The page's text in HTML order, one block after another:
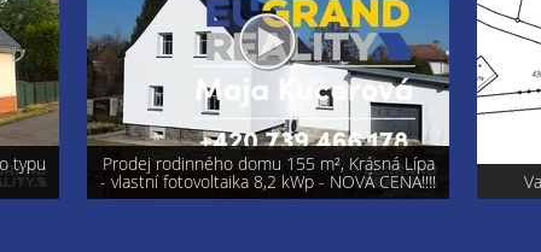
Lípa
Varnsdorf - prodej pozemku 740 m²